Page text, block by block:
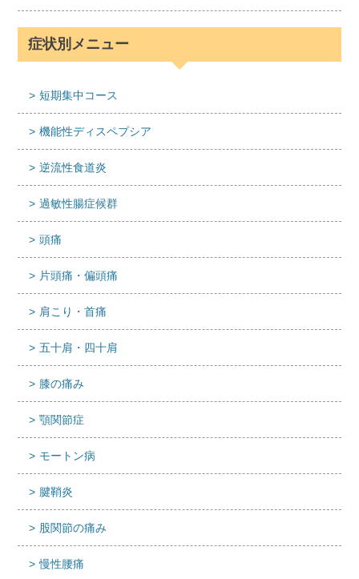
症状別メニュー
短期集中コース
機能性ディスペプシア
逆流性食道炎
過敏性腸症候群
頭痛
片頭痛・偏頭痛
肩こり・首痛
五十肩・四十肩
膝の痛み
顎関節症
モートン病
腱鞘炎
股関節の痛み
慢性腰痛